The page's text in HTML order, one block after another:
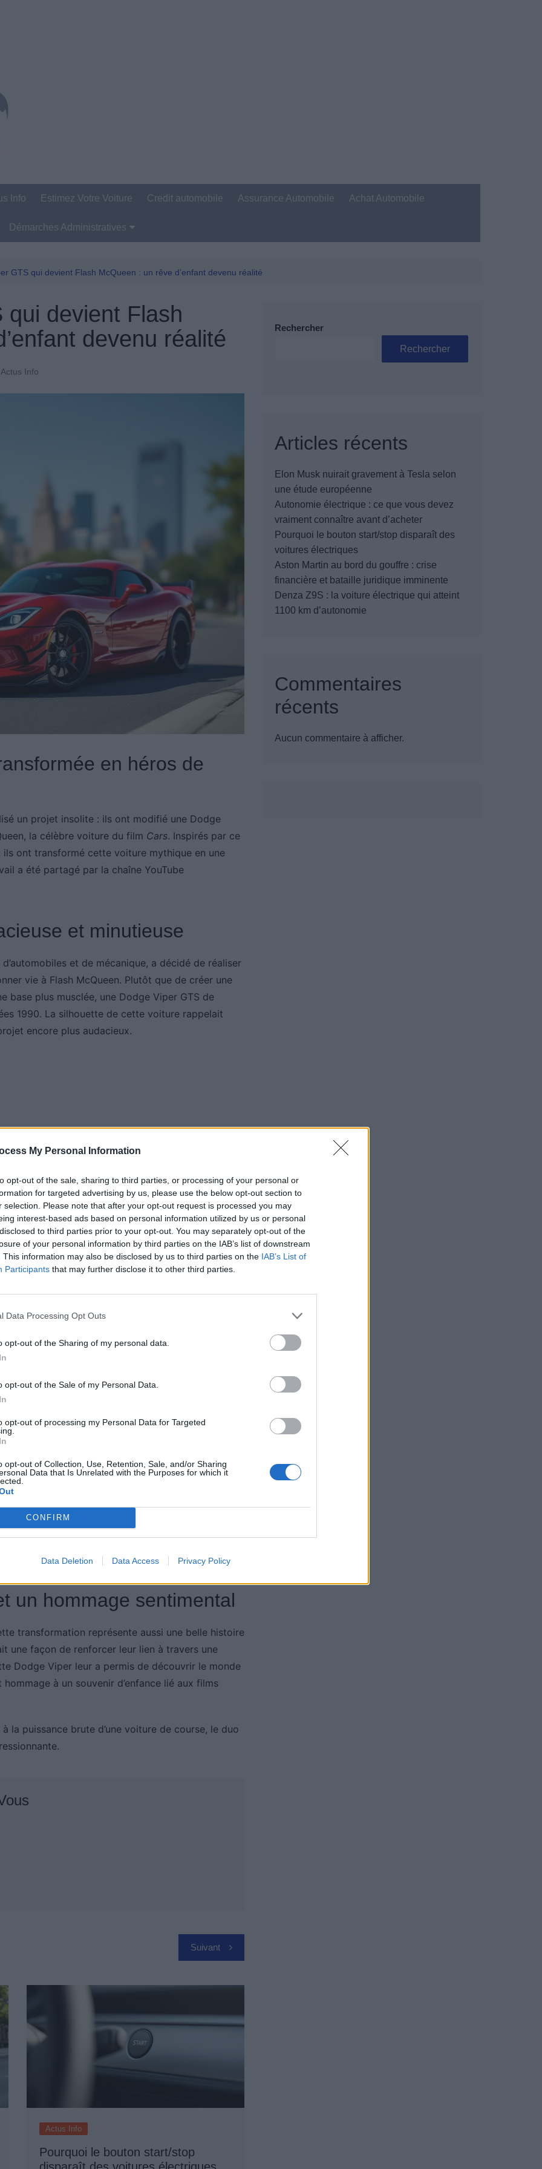
My Personal Information
opt-out of the sale, sharing to third parties, or processing of your personal or
for targeted advertising by us, please use the below opt-out section to
selection. Please note that after your opt-out request is processed you may
interest-based ads based on personal information utilized by us or personal
to third parties prior to your opt-out. You may separately opt-out of the
of your personal information by third parties on the IAB’s list of downstream
This information may also be disclosed by us to third parties on the IAB’s List of
Participants that may further disclose it to other third parties.
Data Processing Opt Outs
opt-out of the Sharing of my personal data.
opt-out of the Sale of my Personal Data.
opt-out of processing my Personal Data for Targeted
opt-out of Collection, Use, Retention, Sale, and/or Sharing
Data that Is Unrelated with the Purposes for which it
CONFIRM
Data Deletion Data Access Privacy Policy
Info Estimez Votre Voiture Credit automobile Assurance Automobile Achat Automobile
Démarches Administratives
Permis De Conduire
GTS qui devient Flash McQueen : un rêve d’enfant devenu réalité
qui devient Flash
devenu réalité
Actus Info
en héros de
un projet insolite : ils ont modifié une Dodge
la célèbre voiture du film Cars. Inspirés par ce
ont transformé cette voiture mythique en une
a été partagé par la chaîne YouTube
et minutieuse
et de mécanique, a décidé de réaliser
vie à Flash McQueen. Plutôt que de créer une
base plus musclée, une Dodge Viper GTS de
1990. La silhouette de cette voiture rappelait
encore plus audacieux.
d’heures de travail. Le duo, connu sous le
par démonter entièrement la carrosserie pour
redessinés pour imiter ceux du personnage, et
reproduisant le regard malicieux de Flash
portes aux stickers de sponsors fictifs, a été
été conservé. Ce puissant bloc développe 450
deCars, peut atteindre plus de 300 km/h sur
attiré l’attention par la qualité de sa finition et
comme étant l’une des plus fidèles jamais
un hommage sentimental
transformation représente aussi une belle histoire
une façon de renforcer leur lien à travers une
Dodge Viper leur a permis de découvrir le monde
à un souvenir d’enfance lié aux films
la puissance brute d’une voiture de course, le duo
Suivant
Actus Info
Pourquoi le bouton start/stop
disparaît des voitures électriques
Rechercher
Rechercher
Articles récents
Elon Musk nuirait gravement à Tesla selon
une étude européenne
Autonomie électrique : ce que vous devez
vraiment connaître avant d’acheter
Pourquoi le bouton start/stop disparaît des
voitures électriques
Aston Martin au bord du gouffre : crise
financière et bataille juridique imminente
Denza Z9S : la voiture électrique qui atteint
1100 km d’autonomie
Commentaires
récents
Aucun commentaire à afficher.